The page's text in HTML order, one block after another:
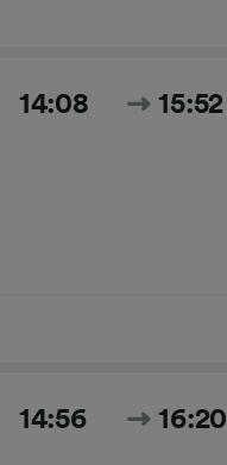
14:08 15:52
14:56 16:20